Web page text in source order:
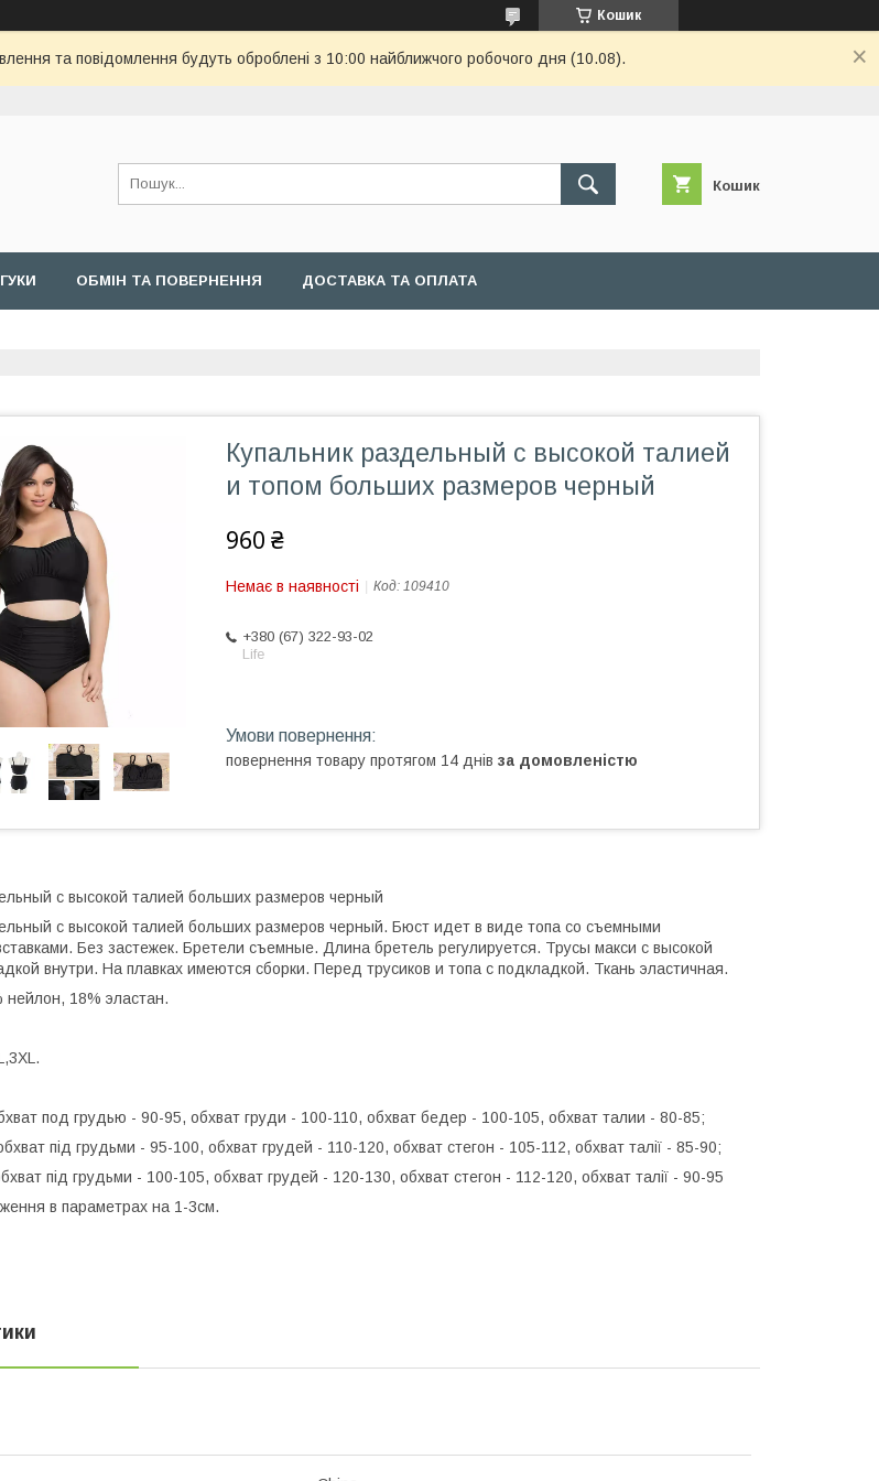
Кошик
та повідомлення будуть оброблені з 10:00 найближчого робочого дня (10.08).
Кошик
ОБМІН ТА ПОВЕРНЕННЯ ДОСТАВКА ТА ОПЛАТА
Купальник раздельный с высокой талией
и топом больших размеров черный
960 ₴
Немає в наявності Код: 109410
+380 (67) 322-93-02
Life
повернення товару протягом 14 днів за домовленістю
с высокой талией больших размеров черный
с высокой талией больших размеров черный. Бюст идет в виде топа со съемными
Без застежек. Бретели съемные. Длина бретель регулируется. Трусы макси с высокой
внутри. На плавках имеются сборки. Перед трусиков и топа с подкладкой. Ткань эластичная.
нейлон, 18% эластан.
под грудью - 90-95, обхват груди - 100-110, обхват бедер - 100-105, обхват талии - 80-85;
під грудьми - 95-100, обхват грудей - 110-120, обхват стегон - 105-112, обхват талії - 85-90;
під грудьми - 100-105, обхват грудей - 120-130, обхват стегон - 112-120, обхват талії - 90-95
в параметрах на 1-3см.